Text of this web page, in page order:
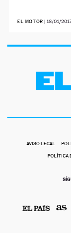
EL MOTOR | 18/01/
AVISO LEGAL
POLÍTICA